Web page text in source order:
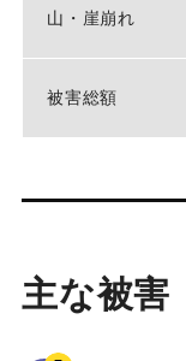
山・崖崩れ
被害総額
主な被害